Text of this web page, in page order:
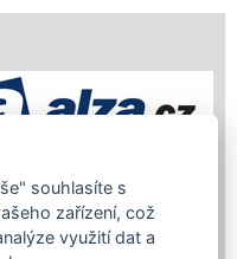
souhlasíte s
zařízení, což
využití dat a